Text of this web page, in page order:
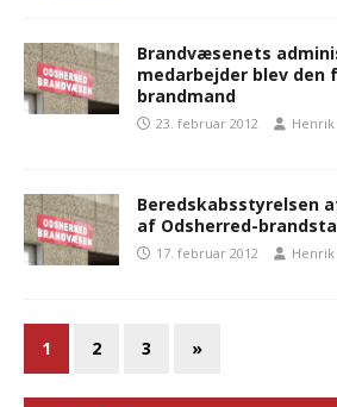
Brandvæsenets
medarbejder blev den
brandmand
23. februar 2012
Beredskabsstyrelsen
af Odsherred-
17. februar 2012
1 2 3 »